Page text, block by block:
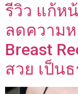
รีวิว แก้ห
ลดความ
Breast
สวย เป็น